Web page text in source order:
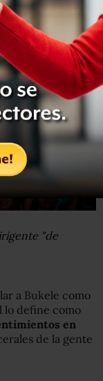
Ideas.
"de
a Bukele como
lo define como
en
de la gente